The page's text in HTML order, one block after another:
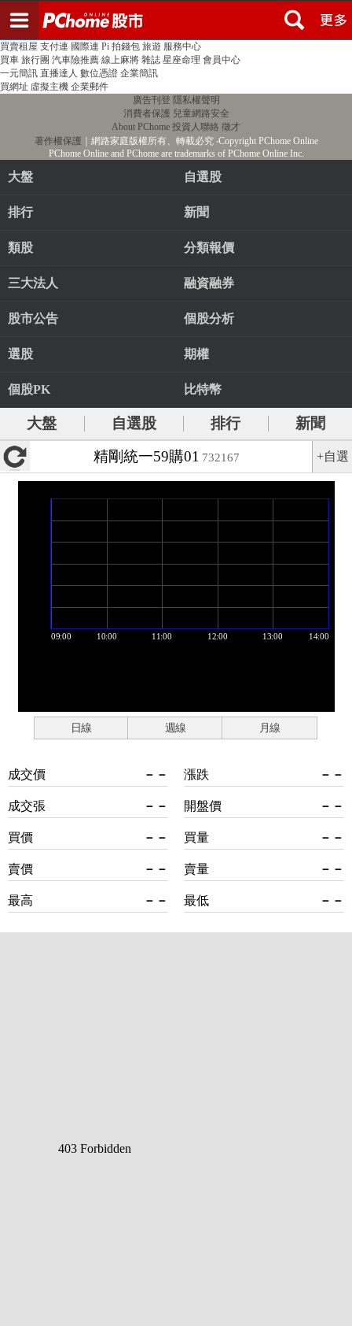
PChome首頁 線上購物 24h購物 書店
買賣租屋 支付連 國際連 Pi 拍錢包 旅遊 服務中心
買車 旅行團 汽車險推薦 線上麻將 雜誌 星座命理 會員中心
一元簡訊 直播達人 數位憑證 企業簡訊
買網址 虛擬主機 企業郵件
廣告刊登 隱私權聲明
消費者保護 兒童網路安全
About PChome 投資人聯絡 徵才
著作權保護 ｜網路家庭版權所有、轉載必究‧Copyright PChome Online
PChome Online and PChome are trademarks of PChome Online Inc.
大盤 自選股
排行 新聞
類股 分類報價
三大法人 融資融券
股市公告 個股分析
選股 期權
個股PK 比特幣
大盤 自選股 排行
新聞
精剛統一59購01 732167 +自選
日線 週線 月線
成交價 －－
成交張 －－
買價 －－
賣價 －－
最高 －－
漲跌 －－
開盤價 －－
買量 －－
賣量 －－
最低 －－